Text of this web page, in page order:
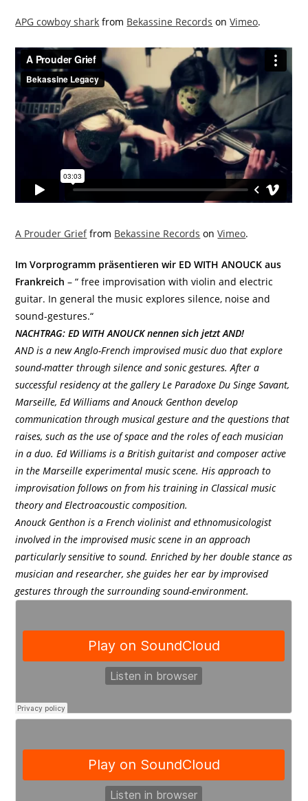
APG cowboy shark from Bekassine Records onVimeo.
A Prouder Grieffrom Bekassine Records onVimeo.
Im Vorprogramm präsentieren wir ED WITH ANOUCK aus
Frankreich – “ free improvisation with violin and electric
guitar. In general the music explores silence, noise and
sound-gestures.“
NACHTRAG: ED WITH ANOUCK nennen sich jetzt AND!
AND is a new Anglo-French improvised music duo that explore
sound-matter through silence and sonic gestures. After a
successful residency at the gallery Le Paradoxe Du Singe Savant,
Marseille, Ed Williams and Anouck Genthon develop
communication through musical gesture and the questions that
raises, such as the use of space and the roles of each musician
in a duo. Ed Williams is a British guitarist and composer active
in the Marseille experimental music scene. His approach to
improvisation follows on from his training in Classical music
theory and Electroacoustic composition.
Anouck Genthon is a French violinist and ethnomusicologist
involved in the improvised music scene in an approach
particularly sensitive to sound. Enriched by her double stance as
musician and researcher, she guides her ear by improvised
gestures through the surrounding sound-environment.